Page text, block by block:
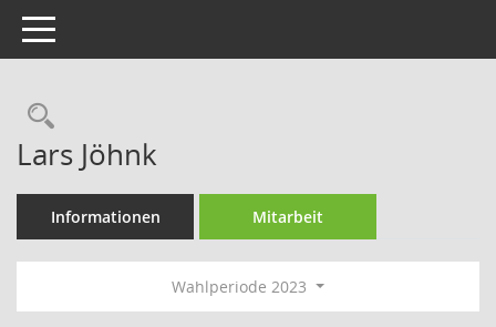
Toggle navigation
Rechercheauswahl
Lars Jöhnk
Informationen Mitarbeit
Wahlperiode 2023